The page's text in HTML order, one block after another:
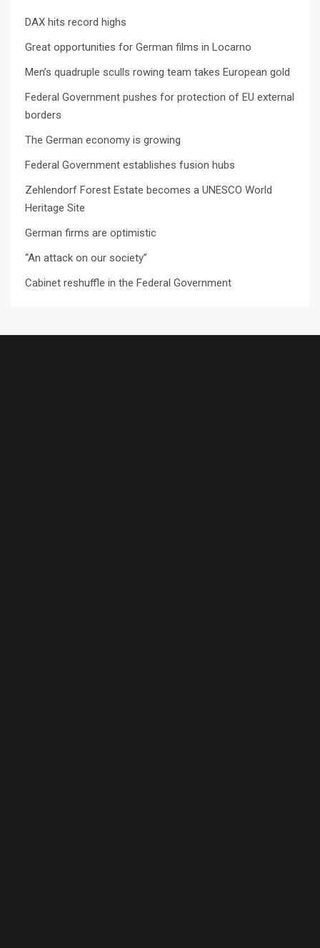
DAX hits record highs
Great opportunities for German films in Locarno
Men’s quadruple sculls rowing team takes European gold
Federal Government pushes for protection of EU external
borders
The German economy is growing
Federal Government establishes fusion hubs
Zehlendorf Forest Estate becomes a UNESCO World
Heritage Site
German firms are optimistic
“An attack on our society”
Cabinet reshuffle in the Federal Government